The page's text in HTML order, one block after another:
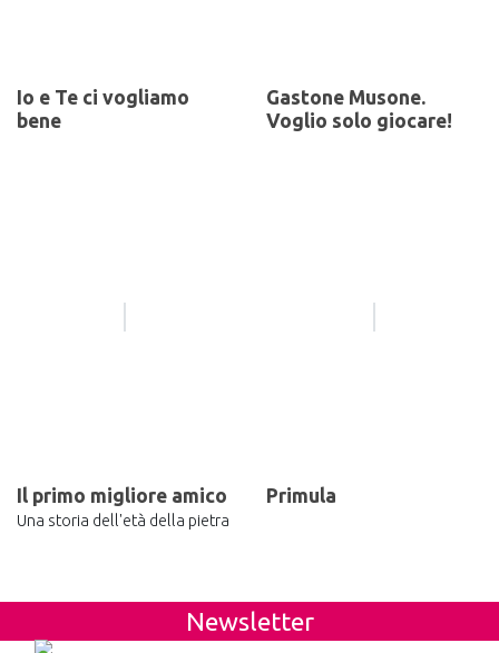
Io e Te ci vogliamo
bene
Gastone Musone.
Voglio solo giocare!
Il primo migliore amico
Una storia dell'età della pietra
Primula
Newsletter